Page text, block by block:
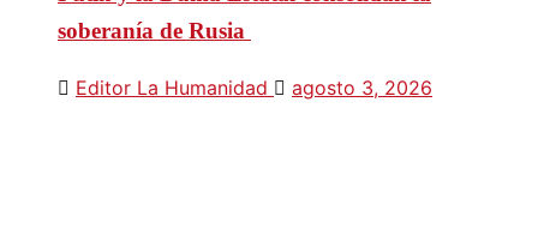
soberanía de Rusia
Editor La Humanidad agosto 3, 2026